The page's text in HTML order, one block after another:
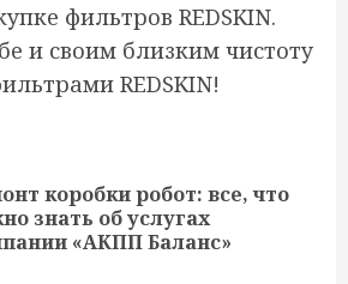
фильтров REDSKIN.
и своим близким чистоту
REDSKIN!
коробки робот: все, что
знать об услугах
«АКПП Баланс»